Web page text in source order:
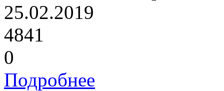
25.02.2019
4841
0
Подробнее